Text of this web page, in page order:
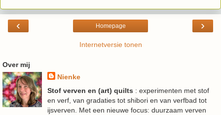
‹ ›
Homepage
Internetversie tonen
Over mij
Nienke
Stof verven en (art) quilts : experimenten met stof
en verf, van gradaties tot shibori en van verfbad tot
ijsverven. Met een nieuwe focus: duurzaam verven